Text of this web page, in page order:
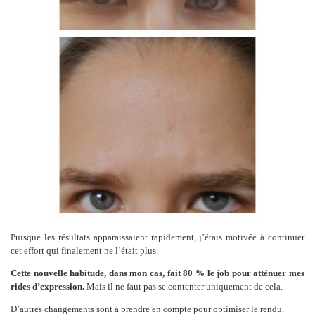
Puisque les résultats apparaissaient rapidement, j’étais motivée à continuer
cet effort qui finalement ne l’était plus.
Cette nouvelle habitude, dans mon cas, fait 80 % le job pour atténuer mes
rides d’expression. Mais il ne faut pas se contenter uniquement de cela.
D’autres changements sont à prendre en compte pour optimiser le rendu.